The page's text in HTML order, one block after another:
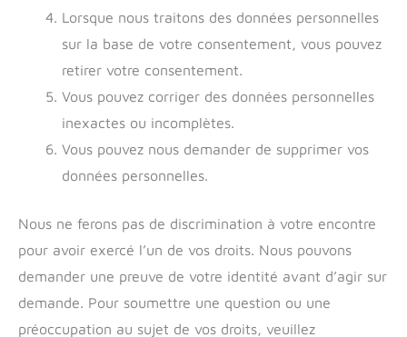
Lorsque nous traitons des données personnelles
sur la base de votre consentement, vous pouvez
retirer votre consentement.
Vous pouvez corriger des données personnelles
inexactes ou incomplètes.
Vous pouvez nous demander de supprimer vos
données personnelles.
Nous ne ferons pas de discrimination à votre encontre
pour avoir exercé l’un de vos droits. Nous pouvons
demander une preuve de votre identité avant d’agir sur
demande. Pour soumettre une question ou une
préoccupation au sujet de vos droits, veuillez